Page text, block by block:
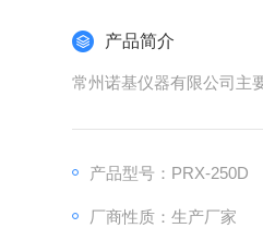
产品简介
常州诺基仪器有限公司主
产品型号：PRX-250D
厂商性质：生产厂家